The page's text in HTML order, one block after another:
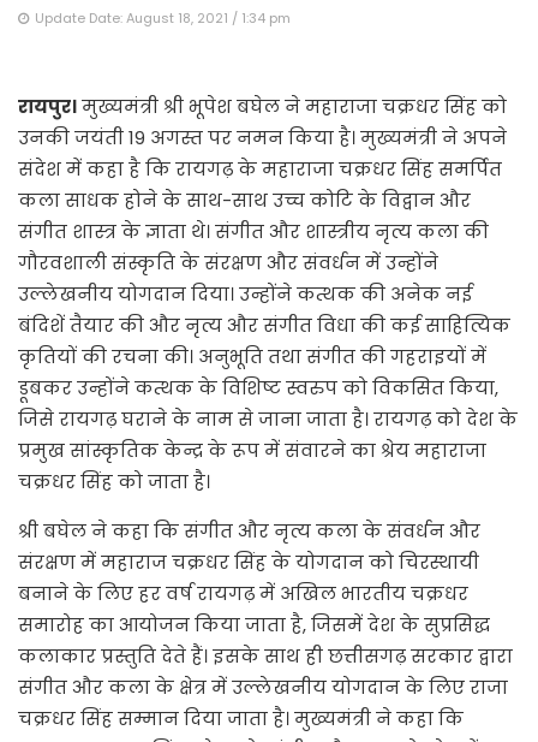
Update Date: August 18, 2021 / 1:34 pm
रायपुर।मुख्यमंत्री श्री भूपेश बघेल ने महाराजा चक्रधर सिंह को
उनकी जयंती 19 अगस्त पर नमन किया है। मुख्यमंत्री ने अपने
संदेश में कहा है कि रायगढ़ के महाराजा चक्रधर सिंह समर्पित
कला साधक होने के साथ-साथ उच्च कोटि के विद्वान और
संगीत शास्त्र के ज्ञाता थे। संगीत और शास्त्रीय नृत्य कला की
गौरवशाली संस्कृति के संरक्षण और संवर्धन में उन्होंने
उल्लेखनीय योगदान दिया। उन्होंने कत्थक की अनेक नई
बंदिशें तैयार की और नृत्य और संगीत विधा की कई साहित्यिक
कृतियों की रचना की। अनुभूति तथा संगीत की गहराइयों में
डूबकर उन्होंने कत्थक के विशिष्ट स्वरुप को विकसित किया,
जिसे रायगढ़ घराने के नाम से जाना जाता है। रायगढ़ को देश के
प्रमुख सांस्कृतिक केन्द्र के रूप में संवारने का श्रेय महाराजा
चक्रधर सिंह को जाता है।
श्री बघेल ने कहा कि संगीत और नृत्य कला के संवर्धन और
संरक्षण में महाराज चक्रधर सिंह के योगदान को चिरस्थायी
बनाने के लिए हर वर्ष रायगढ़ में अखिल भारतीय चक्रधर
समारोह का आयोजन किया जाता है, जिसमें देश के सुप्रसिद्ध
कलाकार प्रस्तुति देते हैं। इसके साथ ही छत्तीसगढ़ सरकार द्वारा
संगीत और कला के क्षेत्र में उल्लेखनीय योगदान के लिए राजा
चक्रधर सिंह सम्मान दिया जाता है। मुख्यमंत्री ने कहा कि